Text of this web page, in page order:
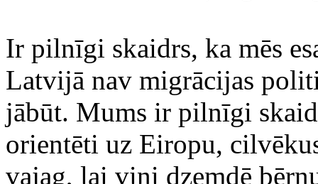
Ir pilnīgi skaidrs, ka mēs
Latvijā nav migrācijas
jābūt. Mums ir pilnīgi
orientēti uz Eiropu,
vajag, lai viņi dzemdē